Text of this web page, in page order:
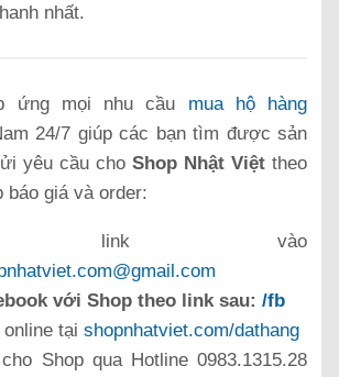
nhất.
ứng mọi nhu cầu mua hộ hàng
24/7 giúp các bạn tìm được sản
yêu cầu cho Shop Nhật Việt theo
báo giá và order:
link vào
với Shop theo link sau: /fb
tại shopnhatviet.com/dathang
Shop qua Hotline 0983.1315.28